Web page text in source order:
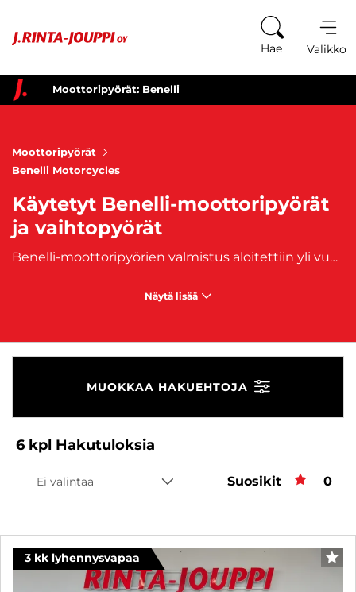
Hae Valikko
Moottoripyörät: Benelli
Moottoripyörät
Benelli Motorcycles
Käytetyt Benelli-moottoripyörät
ja vaihtopyörät
Benelli-moottoripyörien valmistus aloitettiin yli vuosisata sitten vuonna 1911 Italiassa. Tänä päivänä Benelli-moottoripyörät ovat erittäin suosittuja ympäri maailmaa, ja ne ovat tunnettuja innovatiivisista ominaisuuksistaan ja erinomaisesta suorituskyvystään. Yksi Benelli-moottoripyörien tärkeimmistä ominaisuuksista on niiden suunnittelun huippuosaaminen. Benelli-moottoripyörät ovat tunnettuja tyylikkäästä ulkonäöstään ja huippuluokan teknologioistaan.
Näytä lisää
MUOKKAA HAKUEHTOJA
6 kpl Hakutuloksia
Ei valintaa Suosikit 0
3 kk lyhennysvapaa